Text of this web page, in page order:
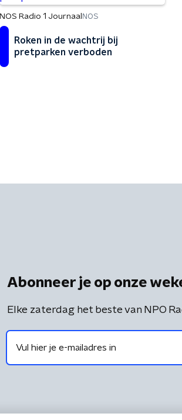
NOS Radio 1 Journaal NOS
Roken in de wachtrij bij
pretparken verboden
Abonneer je op onze
Elke zaterdag het beste van NPO